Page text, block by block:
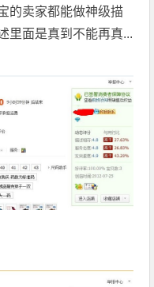
的卖家都能做神级描
里面是真到不能再真...